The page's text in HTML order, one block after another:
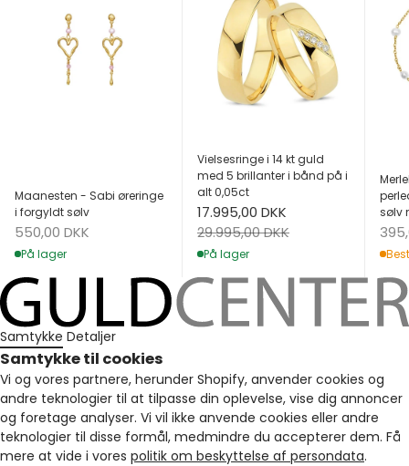
Maanesten - Sabi øreringe
i forgyldt sølv
Salgspris
550,00 DKK
På lager
Vielsesringe i 14 kt guld
med 5 brillanter i bånd på i
alt 0,05ct
Salgspris
17.995,00 DKK
Normalpris
29.995,00 DKK
På lager
sølv
Samtykke Detaljer
Samtykke til cookies
Vi og vores partnere, herunder Shopify, anvender cookies og
andre teknologier til at tilpasse din oplevelse, vise dig annoncer
og foretage analyser. Vi vil ikke anvende cookies eller andre
teknologier til disse formål, medmindre du accepterer dem. Få
mere at vide i vores politik om beskyttelse af persondata.